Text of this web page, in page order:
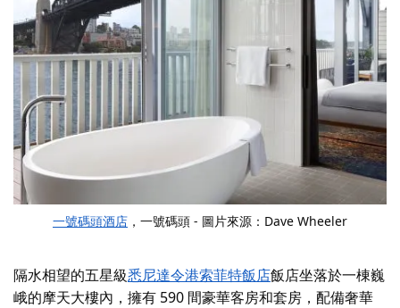
一號碼頭酒店 ，一號碼頭 - 圖片來源：Dave Wheeler
隔水相望的五星級悉尼達令港索菲特飯店飯店坐落於一棟巍
峨的摩天大樓內，擁有 590 間豪華客房和套房，配備奢華